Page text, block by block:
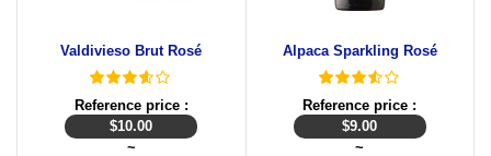
Valdivieso Brut Rosé
Reference price :
$10.00
~
Alpaca Sparkling Rosé
Reference price :
$9.00
~